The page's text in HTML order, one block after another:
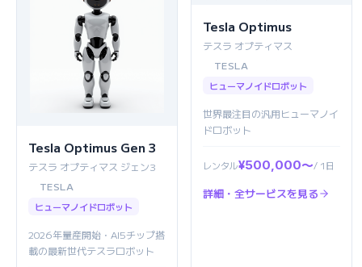
Tesla Optimus Gen 3
テスラ オプティマス ジェン3
TESLA
ヒューマノイドロボット
2026年量産開始・AI5チップ搭
載の最新世代テスラロボット
Tesla Optimus
テスラ オプティマス
TESLA
ヒューマノイドロボット
世界最注目の汎用ヒューマノイ
ドロボット
レンタル¥500,000〜/ 1日
詳細・全サービスを見る